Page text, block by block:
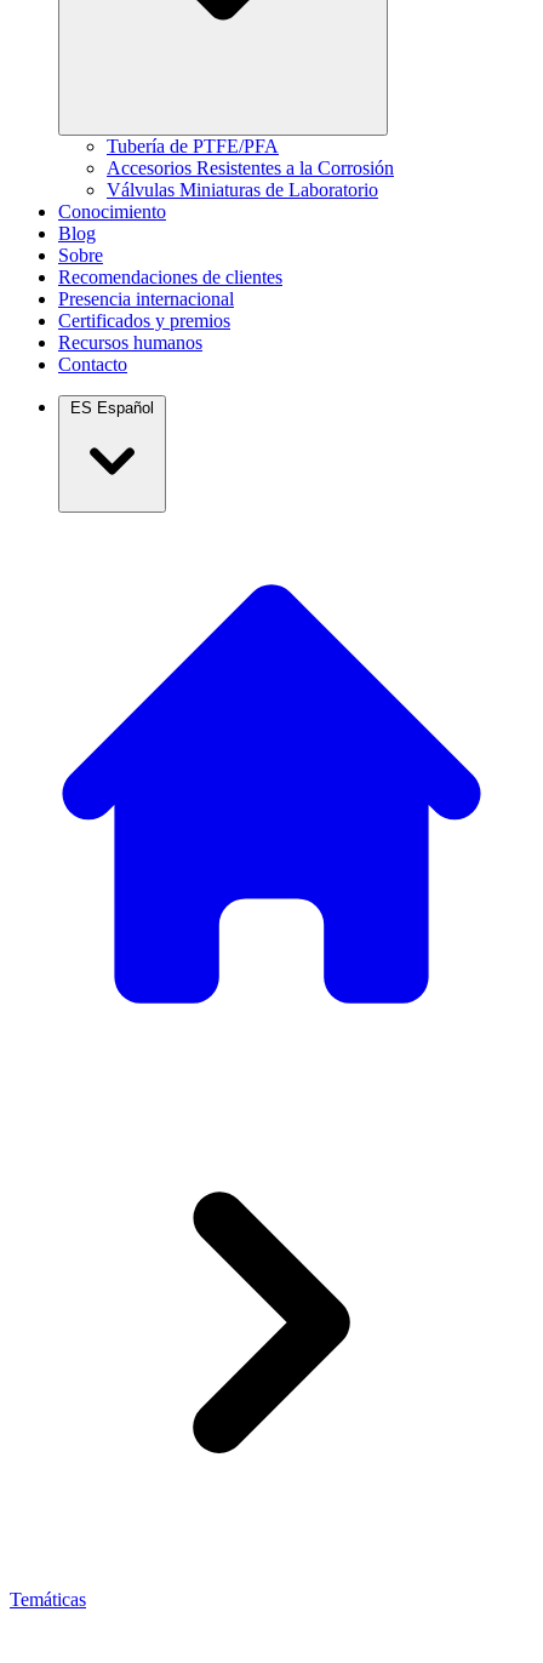
Tubería de PTFE/PFA
Accesorios Resistentes a la Corrosión
Válvulas Miniaturas de Laboratorio
Conocimiento
Blog
Sobre
Recomendaciones de clientes
Presencia internacional
Certificados y premios
Recursos humanos
Contacto
ES Español
Temáticas